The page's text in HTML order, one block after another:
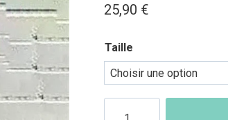
25,90 €
Taille